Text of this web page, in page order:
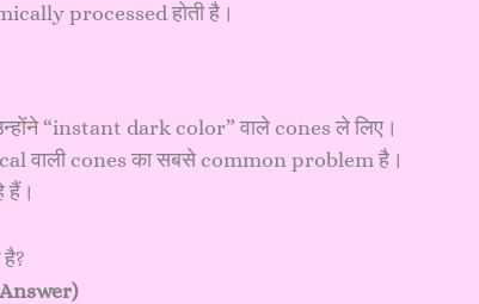
processed होती है।
“instant dark color” वाले cones ले लिए।
वाली cones का सबसे common problem है।
हैं।
Answer)